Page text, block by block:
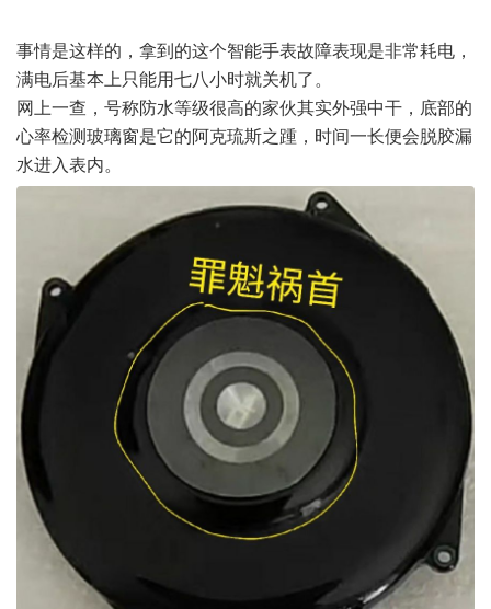
事情是这样的，拿到的这个智能手表故障表现是非常耗电，
满电后基本上只能用七八小时就关机了。
网上一查，号称防水等级很高的家伙其实外强中干，底部的
心率检测玻璃窗是它的阿克琉斯之踵，时间一长便会脱胶漏
水进入表内。